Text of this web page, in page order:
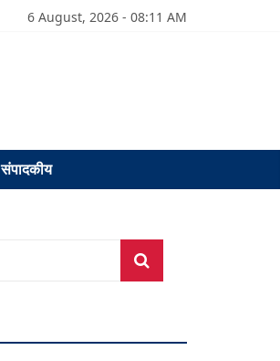
6 August, 2026 - 08:11 AM
संपादकीय